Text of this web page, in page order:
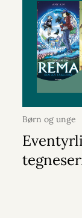
Børn og unge
2026